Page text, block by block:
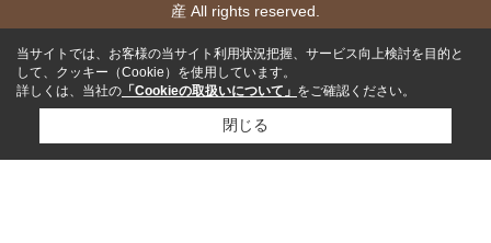
産 All rights reserved.
当サイトでは、お客様の当サイト利用状況把握、サービス向上検討を目的と
して、クッキー（Cookie）を使用しています。
詳しくは、当社の 「Cookieの取扱いについて」 をご確認ください。
閉じる